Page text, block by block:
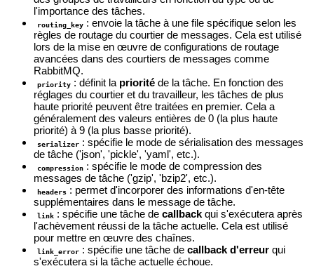
l'importance des tâches.
routing_key : envoie la tâche à une file spécifique selon les
règles de routage du courtier de messages. Cela est utilisé
lors de la mise en œuvre de configurations de routage
avancées dans des courtiers de messages comme
RabbitMQ.
priority : définit la priorité de la tâche. En fonction des
réglages du courtier et du travailleur, les tâches de plus
haute priorité peuvent être traitées en premier. Cela a
généralement des valeurs entières de 0 (la plus haute
priorité) à 9 (la plus basse priorité).
serializer : spécifie le mode de sérialisation des messages
de tâche ('json', 'pickle', 'yaml', etc.).
compression : spécifie le mode de compression des
messages de tâche ('gzip', 'bzip2', etc.).
headers : permet d'incorporer des informations d'en-tête
supplémentaires dans le message de tâche.
link : spécifie une tâche decallback qui s'exécutera après
l'achèvement réussi de la tâche actuelle. Cela est utilisé
pour mettre en œuvre des chaînes.
link_error : spécifie une tâche decallback d'erreur qui
s'exécutera si la tâche actuelle échoue.